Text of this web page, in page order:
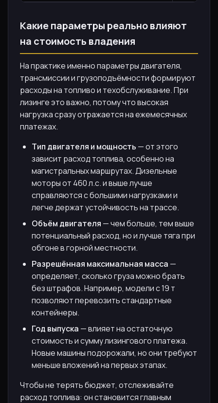
Какие параметры реально влияют
на стоимость владения
На практике именно параметры двигателя,
трансмиссии и грузоподъёмности формируют
расходы на топливо и техобслуживание. При
лизинге это важно, потому что высокая
нагрузка сразу отражается на ежемесячных
платежах.
Тип двигателя и мощность — от этого
зависит расход топлива, особенно на
магистральных маршрутах. Дизельные
моторы от 460 л.с. и выше лучше
справляются с большими нагрузками и
легче держат устойчивость на трассе.
Объём двигателя — чем больше, тем выше
потенциальный расход, но и лучше тяга при
обгоне в горной местности.
Разрешённая максимальная масса —
определяет, сколько груза можно брать
без штрафов. Например, модели с 19 т
позволяют перевозить стандартные
контейнеры.
Год выпуска — влияет на остаточную
стоимость и сумму лизингового платежа.
Новые машины подорожали, но они требуют
меньше вложений на первых этапах.
Чтобы не терять бюджет, отслеживайте
расход топлива: он становится главным